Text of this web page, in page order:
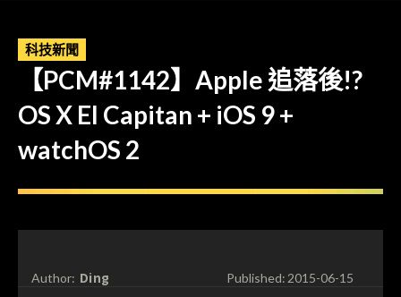
科技新聞
【PCM#1142】Apple 追落後!?
OS X EI Capitan + iOS 9 +
watchOS 2
Author: Ding Published:2015-06-15